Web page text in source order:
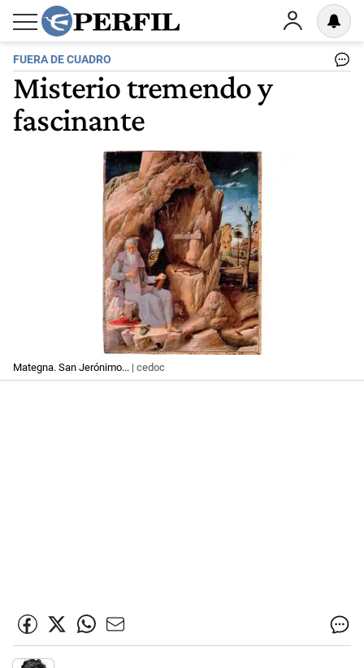
FUERA DE CUADRO
Misterio tremendo y
fascinante
Mategna. San Jerónimo... | cedoc